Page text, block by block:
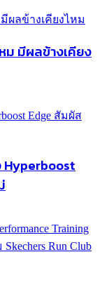
มีผลข้างเคียง